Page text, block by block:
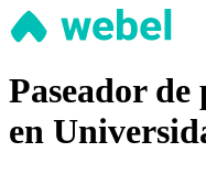
Paseador
en